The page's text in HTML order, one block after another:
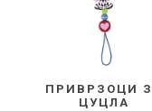
ПРИВРЗОЦИ
ЦУЦЛА